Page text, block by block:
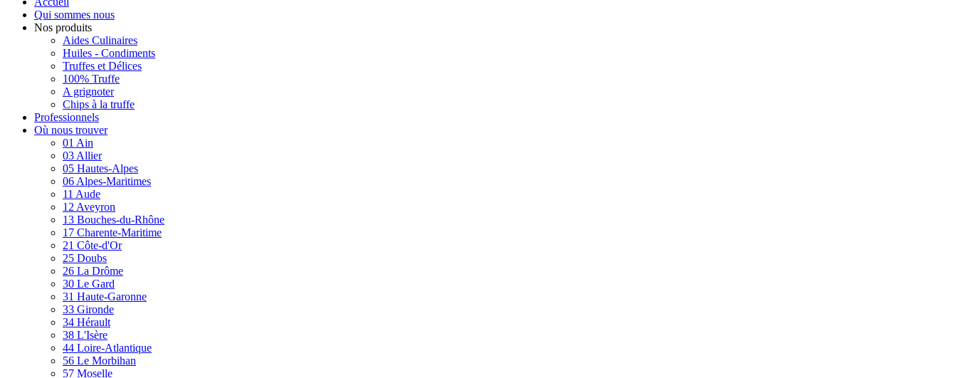
Qui sommes nous
Nos produits
Aides Culinaires
Huiles - Condiments
Truffes et Délices
100% Truffe
A grignoter
Chips à la truffe
Professionnels
Où nous trouver
01 Ain
03 Allier
05 Hautes-Alpes
06 Alpes-Maritimes
11 Aude
12 Aveyron
13 Bouches-du-Rhône
17 Charente-Maritime
21 Côte-d'Or
25 Doubs
26 La Drôme
30 Le Gard
31 Haute-Garonne
33 Gironde
34 Hérault
38 L'Isère
44 Loire-Atlantique
56 Le Morbihan
57 Moselle